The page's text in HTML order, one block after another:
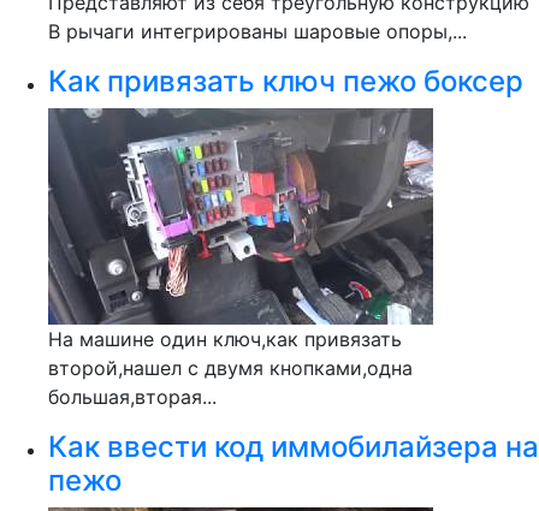
В рычаги интегрированы шаровые опоры,...
Как привязать ключ пежо боксер
На машине один ключ,как привязать
второй,нашел с двумя кнопками,одна
большая,вторая...
Как ввести код иммобилайзера на
пежо